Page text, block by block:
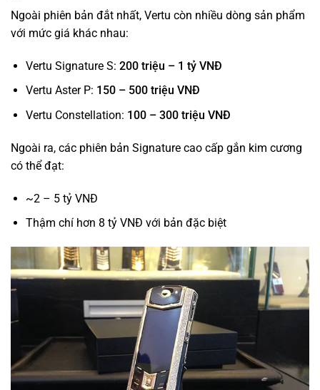
Ngoài phiên bản đắt nhất, Vertu còn nhiều dòng sản phẩm
với mức giá khác nhau:
Vertu Signature S: 200 triệu – 1 tỷ VNĐ
Vertu Aster P: 150 – 500 triệu VNĐ
Vertu Constellation: 100 – 300 triệu VNĐ
Ngoài ra, các phiên bản Signature cao cấp gắn kim cương
có thể đạt:
~2 – 5 tỷ VNĐ
Thậm chí hơn 8 tỷ VNĐ với bản đặc biệt